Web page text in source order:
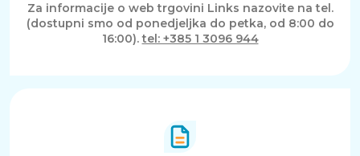
Za informacije o web trgovini Links nazovite na tel.
(dostupni smo od ponedjeljka do petka, od 8:00 do
16:00).tel: +385 1 3096 944